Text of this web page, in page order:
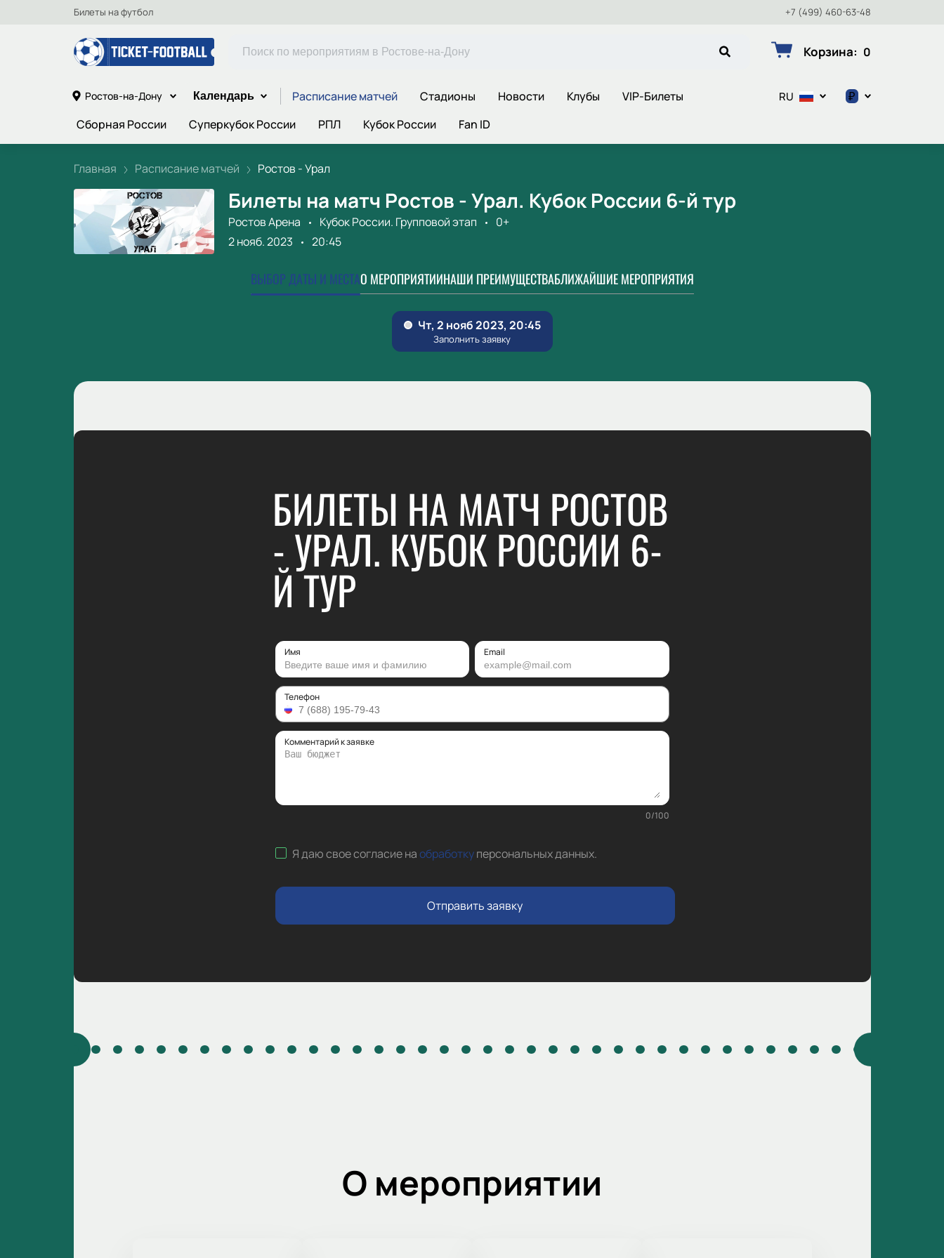
Билеты на футбол +7 (499) 460-63-48
Корзина: 0
Ростов-на-Дону Календарь Расписание матчей Стадионы Новости Клубы
VIP-Билеты
Сборная России
Суперкубок России РПЛ Кубок России Fan ID
RU ₽
Главная Расписание матчей Ростов - Урал
Билеты на матч Ростов - Урал. Кубок России 6-й тур
Ростов Арена Кубок России. Групповой этап
0+
2 нояб. 2023
20:45
ВЫБОР ДАТЫ И МЕСТАО МЕРОПРИЯТИИНАШИ ПРЕИМУЩЕСТВАБЛИЖАЙШИЕ МЕРОПРИЯТИЯ
БИЛЕТЫ НА МАТЧ РОСТОВ
- УРАЛ. КУБОК РОССИИ 6-
Й ТУР
Имя Email
Телефон
Комментарий к заявке
0/100
Я даю свое согласие наобработку персональных данных.
Отправить заявку
О мероприятии